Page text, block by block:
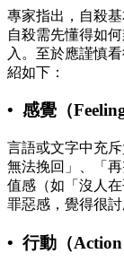
專家指出，自殺
自殺需先懂得如
入。至於應謹慎
紹如下：
• 感覺（
言語或文字中充
無法挽回」、「
值感（如「沒人
罪惡感，覺得很討
• 行動（Action